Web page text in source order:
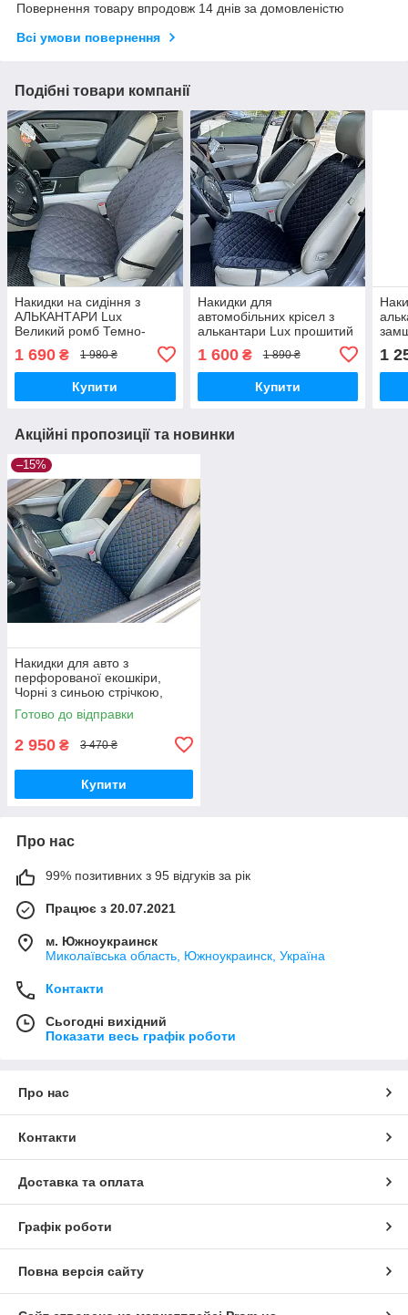
Повернення товару впродовж 14 днів за домовленістю
Всі умови повернення
Подібні товари компанії
Накидки на сидіння з
АЛЬКАНТАРИ Lux
Великий ромб Темно-
рядком Преміум+,
Передній комплект
1 690 ₴ 1 980 ₴
Купити
Накидки для
автомобільних крісел з
алькантари Lux прошитий
квадратний ромбік Чорний
з чорним рядком Преміум
Передній комплект
1 600₴ 1 890 ₴
Купити
1
Акційні пропозиції та новинки
–15%
Накидки для авто з
перфорованої екошкіри,
Чорні з синьою стрічкою,
Преміум, Повний комплект
Готово до відправки
2 950 ₴ 3 470 ₴
Купити
Про нас
99% позитивних з 95 відгуків за рік
Працює з 20.07.2021
м. Южноукраинск
Миколаївська область, Южноукраинск, Україна
Контакти
Сьогодні вихідний
Показати весь графік роботи
Про нас
Контакти
Доставка та оплата
Графік роботи
Повна версія сайту